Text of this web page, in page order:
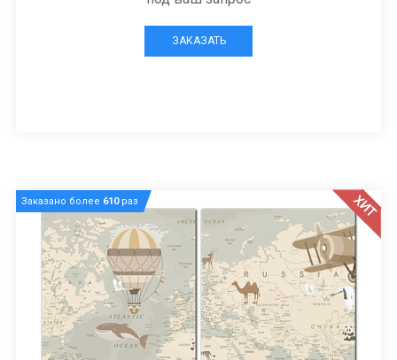
ЗАКАЗАТЬ
Заказано более 610раз ХИТ